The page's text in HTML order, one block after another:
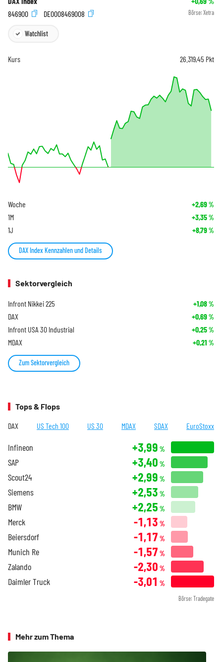
846900
DE0008469008 Börse: Xetra
Watchlist
Kurs 26.319,45 Pkt
Woche +2,69%
1M +3,35%
1J +8,79%
DAX Index Kennzahlen und Details
Sektorvergleich
Infront Nikkei 225 +1,08%
DAX +0,69%
Infront USA 30 Industrial +0,25%
MDAX +0,21 %
Zum Sektorvergleich
Tops & Flops
DAX US Tech 100 US 30 MDAX SDAX EuroStoxx
Infineon +3,99 %
SAP +3,40 %
Scout24 +2,99 %
Siemens +2,53 %
BMW +2,25 %
Merck -1,13 %
Beiersdorf -1,17 %
Munich Re -1,57 %
Zalando -2,30 %
Daimler Truck -3,01 %
Börse: Tradegate
Mehr zum Thema